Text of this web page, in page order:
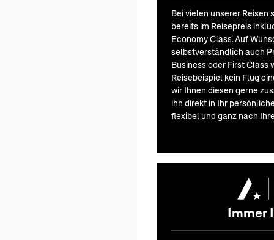
Bei vielen unserer Reisen
bereits im Reisepreis
Economy Class. Auf
selbstverständlich auch
Business oder First Class
Reisebeispiel kein Flug
wir Ihnen diesen gerne
ihn direkt in Ihr
flexibel und ganz nach
Immer